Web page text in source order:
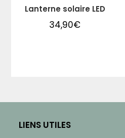
Lanterne solaire LED
34,90€
LIENS UTILES